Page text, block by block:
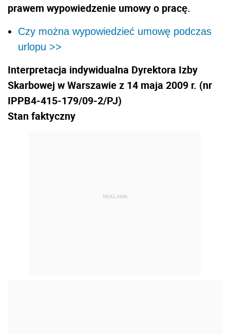
prawem wypowiedzenie umowy o pracę.
Czy można wypowiedzieć umowę podczas
urlopu >>
Interpretacja indywidualna Dyrektora Izby
Skarbowej w Warszawie z 14 maja 2009 r. (nr
IPPB4-415-179/09-2/PJ)
Stan faktyczny
REKLAMA